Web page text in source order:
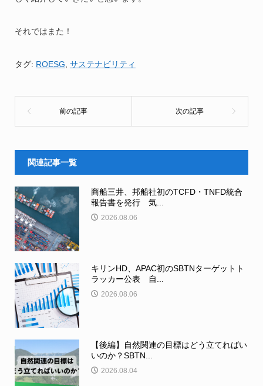
それではまた！
タグ: ROESG, サステナビリティ
関連記事一覧
商船三井、邦船社初のTCFD・TNFD統合
報告書を発行 気...
2026.08.06
キリンHD、APAC初のSBTNターゲットト
ラッカー公表 自...
2026.08.06
【後編】自然関連の目標はどう立てればい
いのか？SBTN...
2026.08.04